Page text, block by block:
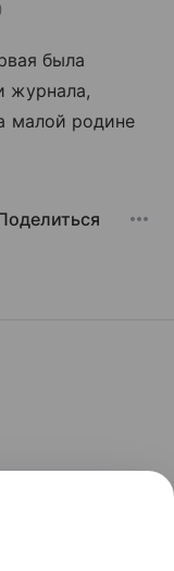
была
журнала,
малой родине